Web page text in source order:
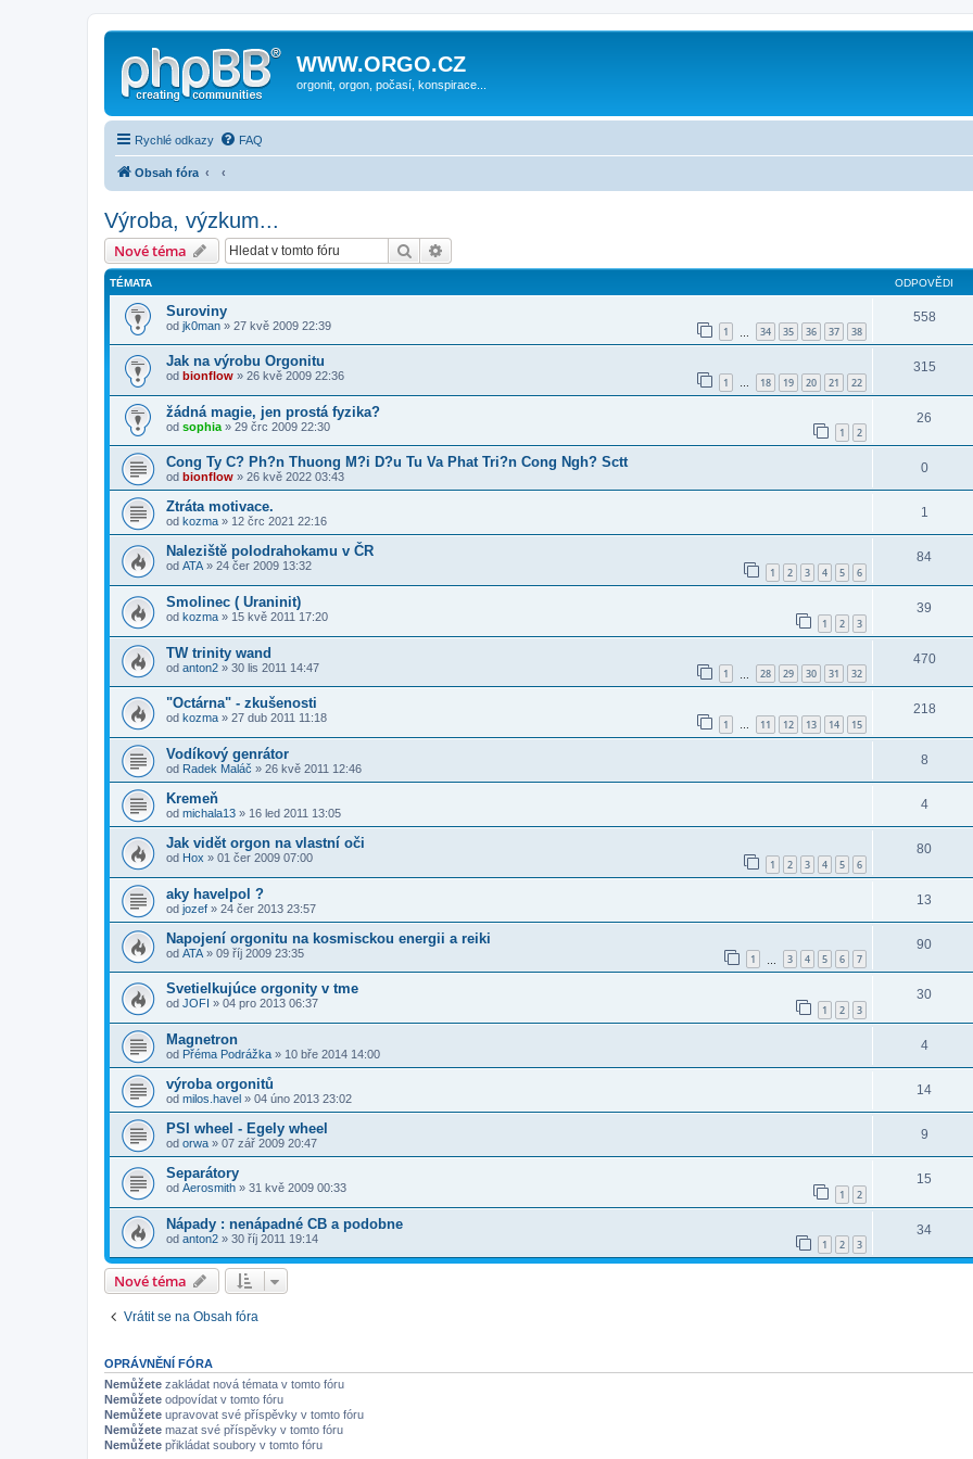
WWW.ORGO.CZ
orgonit, orgon, počasí, konspirace...
Rychlé odkazy FAQ
Obsah fóra
Výroba, výzkum...
Nové téma Hledat
TÉMATA ODPOVĚDI
Suroviny
od jk0man » 27 kvě 2009 22:39 1 34 35 36 37 38
558
Jak na výrobu Orgonitu
od bionflow » 26 kvě 2009 22:36 1 … 18 19 20 21 22
315
žádná magie, jen prostá fyzika?
od sophia » 29 črc 2009 22:30 1 2
26
Cong Ty C? Ph?n Thuong M?i D?u Tu Va Phat Tri?n Cong Ngh? Sctt
od bionflow » 26 kvě 2022 03:43
0
Ztráta motivace.
od kozma » 12 črc 2021 22:16
1
Naleziště polodrahokamu v ČR
od ATA» 24 čer 2009 13:32 1 2 3 4 5 6
84
Smolinec ( Uraninit)
od kozma » 15 kvě 2011 17:20 1 2 3
39
TW trinity wand
od anton2 » 30 lis 2011 14:47 1 28 29 30 31 32
470
"Octárna" - zkušenosti
od kozma » 27 dub 2011 11:18 1 … 11 12 13 14 15
218
Vodíkový genrátor
od Radek Maláč » 26 kvě 2011 12:46
8
Kremeň
od michala13 » 16 led 2011 13:05
4
Jak vidět orgon na vlastní oči
od Hox » 01 čer 2009 07:00 1 2 3 4 5 6
80
aky havelpol ?
od jozef » 24 čer 2013 23:57
13
Napojení orgonitu na kosmisckou energii a reiki
od ATA » 09 říj 2009 23:35 1 3 4 5 6 7
90
Svetielkujúce orgonity v tme
od JOFI » 04 pro 2013 06:37 1 2 3
30
Magnetron
od Přéma Podrážka » 10 bře 2014 14:00
4
výroba orgonitů
od milos.havel » 04 úno 2013 23:02
14
PSI wheel - Egely wheel
od orwa » 07 zář 2009 20:47
9
Separátory
od Aerosmith » 31 kvě 2009 00:33 1 2
15
Nápady : nenápadné CB a podobne
od anton2 » 30 říj 2011 19:14 1 2 3
34
Nové téma
Vrátit se na Obsah fóra
OPRÁVNĚNÍ FÓRA
Nemůžete zakládat nová témata v tomto fóru
Nemůžete odpovídat v tomto fóru
Nemůžete upravovat své příspěvky v tomto fóru
Nemůžete mazat své příspěvky v tomto fóru
Nemůžete přikládat soubory v tomto fóru